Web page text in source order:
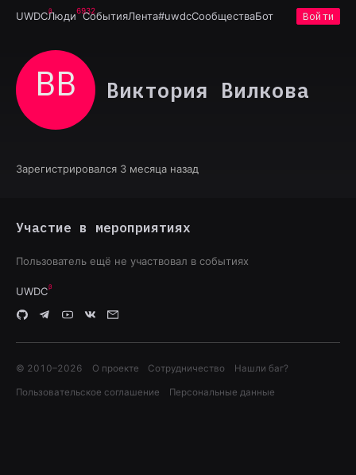
UWDCЛюди6932
СобытияЛента#uwdcСообществаБот Войти
ВВ Виктория Вилкова
Зарегистрировался 3 месяца назад
Участие в мероприятиях
Пользователь ещё не участвовал в событиях
UWDC
© 2010–2026 О проекте Сотрудничество Нашли баг?
Пользовательское соглашение Персональные данные